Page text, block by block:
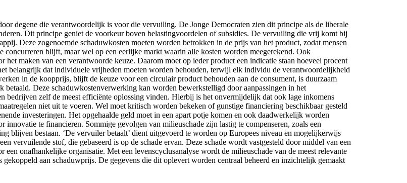
degene die verantwoordelijk is voor die vervuiling. De Jonge Democraten zien dit principe als de liberale
Dit principe geniet de voorkeur boven belastingvoordelen of subsidies. De vervuiling die vrij komt bij
Deze zogenoemde schaduwkosten moeten worden betrokken in de prijs van het product, zodat mensen
blijft, maar wel op een eerlijke markt waarin alle kosten worden meegerekend. Ook
maken van een verantwoorde keuze. Daarom moet op ieder product een indicatie staan hoeveel procent
belangrijk dat individuele vrijheden moeten worden behouden, terwijl elk individu de verantwoordelijkheid
in de koopprijs, blijft de keuze voor een circulair product behouden aan de consument, is duurzaam
Deze schaduwkostenverwerking kan worden bewerkstelligd door aanpassingen in het
bedrijven zelf de meest efficiënte oplossing vinden. Hierbij is het onvermijdelijk dat ook lage inkomens
niet uit te voeren. Wel moet kritisch worden bekeken of gunstige financiering beschikbaar gesteld
investeringen. Het opgehaalde geld moet in een apart potje komen en ook daadwerkelijk worden
innovatie te financieren. Sommige gevolgen van milieuschade zijn lastig te compenseren, zoals een
blijven bestaan. ‘De vervuiler betaalt’ dient uitgevoerd te worden op Europees niveau en mogelijkerwijs
vervuilende stof, die gebaseerd is op de schade ervan. Deze schade wordt vastgesteld door middel van een
een onafhankelijke organisatie. Met een levenscyclusanalyse wordt de milieuschade van de meest relevante
aan schaduwprijs. De gegevens die dit oplevert worden centraal beheerd en inzichtelijk gemaakt